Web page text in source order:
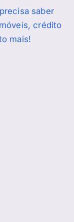
saber
crédito
mais!